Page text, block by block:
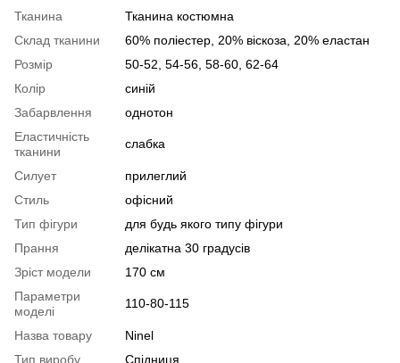
Тканина
Тканина костюмна
Склад тканини
60% поліестер, 20% віскоза, 20% еластан
Розмір
50-52, 54-56, 58-60, 62-64
Колір
синій
Забарвлення
однотон
Еластичність
тканини
слабка
Силует
прилеглий
Стиль
офісний
Тип фігури
для будь якого типу фігури
Прання
делікатна 30 градусів
Зріст модели
170 см
Параметри
моделі
110-80-115
Назва товару
Ninel
Тип виробу
Спідниця